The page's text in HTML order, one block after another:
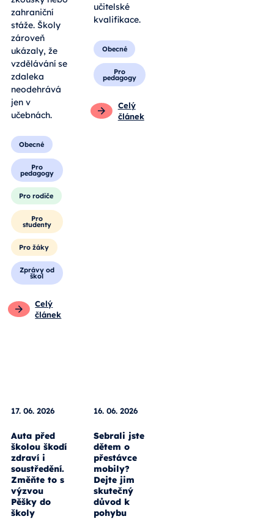
zahraniční
stáže. Školy
zároveň
ukázaly, že
vzdělávání se
zdaleka
neodehrává
jen v
učebnách.
Obecné
Pro
pedagogy
Pro rodiče
Pro
studenty
Pro žáky
Zprávy od
škol
Celý
článek
učitelské
kvalifikace.
Obecné
Pro
pedagogy
Celý
článek
17. 06. 2026
Auta před
školou škodí
zdraví i
soustředění.
Změňte to s
výzvou
Pěšky do
školy
16. 06. 2026
Sebrali jste
dětem o
přestávce
mobily?
Dejte jim
skutečný
důvod k
pohybu